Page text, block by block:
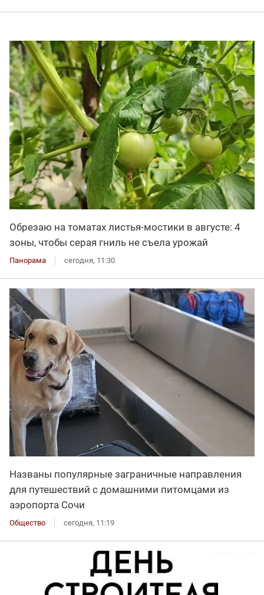
Обрезаю на томатах листья-мостики в августе: 4
зоны, чтобы серая гниль не съела урожай
Панорама сегодня, 11:30
Названы популярные заграничные направления
для путешествий с домашними питомцами из
аэропорта Сочи
Общество сегодня, 11:19